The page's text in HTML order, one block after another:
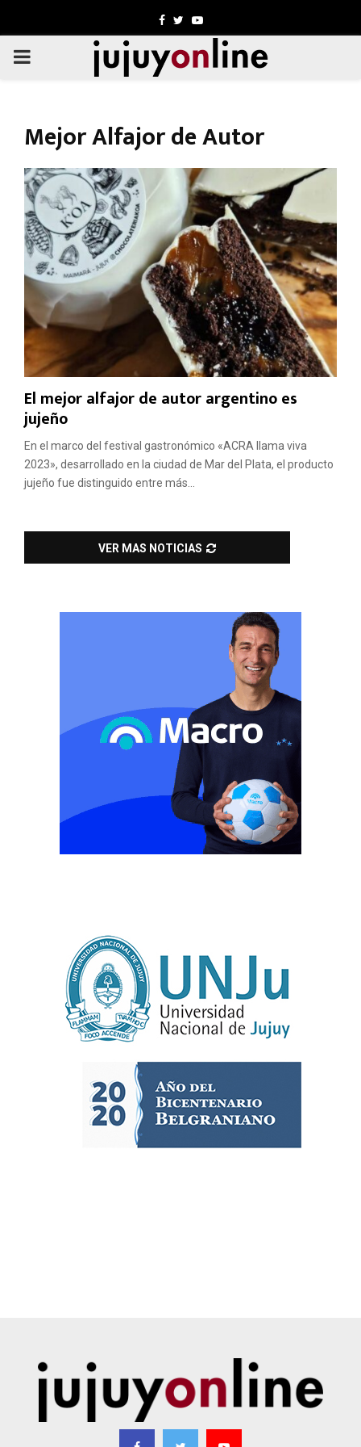
Facebook
TwitterYoutube
PRIMARY
Mejor Alfajor de Autor
El mejor alfajor de autor argentino es
jujeño
En el marco del festival gastronómico «ACRA llama viva
2023», desarrollado en la ciudad de Mar del Plata, el producto
jujeño fue distinguido entre más...
VER MAS NOTICIAS